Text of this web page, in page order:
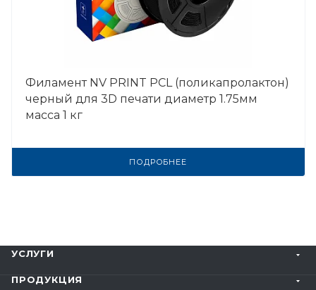
Филамент NV PRINT PCL (поликапролактон)
черный для 3D печати диаметр 1.75мм
масса 1 кг
ПОДРОБНЕЕ
УСЛУГИ
ПРОДУКЦИЯ